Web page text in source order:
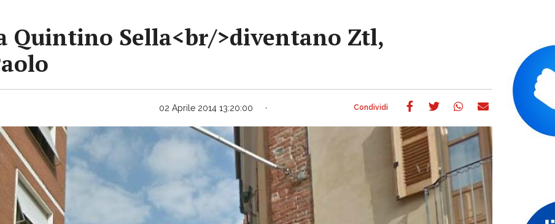
Quintino Sella<br/>diventano Ztl,
02 Aprile 2014 13:20:00